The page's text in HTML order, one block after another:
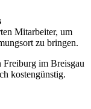
Mitarbeiter, um
zu bringen.
im Breisgau
kostengünstig.